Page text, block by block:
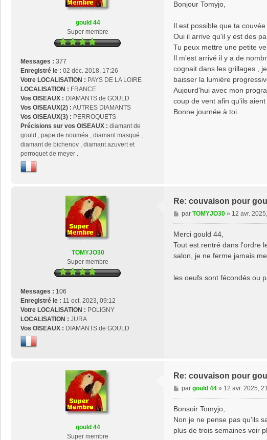
gould 44
Super membre
Messages : 377
Enregistré le : 02 déc. 2018, 17:26
Votre LOCALISATION : PAYS DE LA LOIRE
LOCALISATION : FRANCE
Vos OISEAUX : DIAMANTS de GOULD
Vos OISEAUX(2) : AUTRES DIAMANTS
Vos OISEAUX(3) : PERROQUETS
Précisions sur vos OISEAUX : diamant de
gould , pape de nouméa , diamant masqué ,
diamant de bichenov , diamant azuvert et
perroquet de meyer .
g
e
Bonjour Tomyjo,
Il est possible que ta
Oui il arrive qu'il y est des
Tu peux mettre une petite
Il m'est arrivé il y a de
cognait dans les grillages ,
baisser la lumière
Aujourd'hui avec mon
coup de vent afin qu'ils
Bonne journée à toi.
TOMYJO30
Super membre
Messages : 106
Enregistré le : 11 oct. 2023, 09:12
Votre LOCALISATION : POLIGNY
LOCALISATION : JURA
Vos OISEAUX : DIAMANTS de GOULD
Re: couvaison pour
M
e
a
g
par TOMYJO30» 12 avr.
Merci gould 44,
Tout est rentré dans l'ordre
salon, je ne ferme jamais
les oeufs sont fécondés ou
gould 44
Super membre
Re: couvaison pour
M
e
a
g
par gould 44» 12 avr. 2025,
Bonsoir Tomyjo,
Non je ne pense pas qu'ils
plus de trois semaines voir